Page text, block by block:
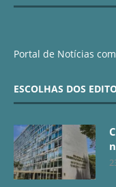
Portal de Notícias
ESCOLHAS DOS